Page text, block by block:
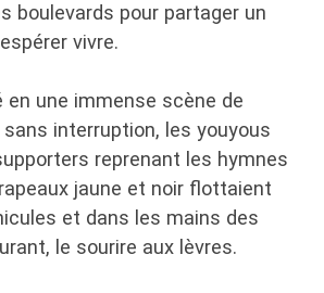
boulevards pour partager un
vivre.
une immense scène de
interruption, les youyous
reprenant les hymnes
jaune et noir flottaient
et dans les mains des
le sourire aux lèvres.